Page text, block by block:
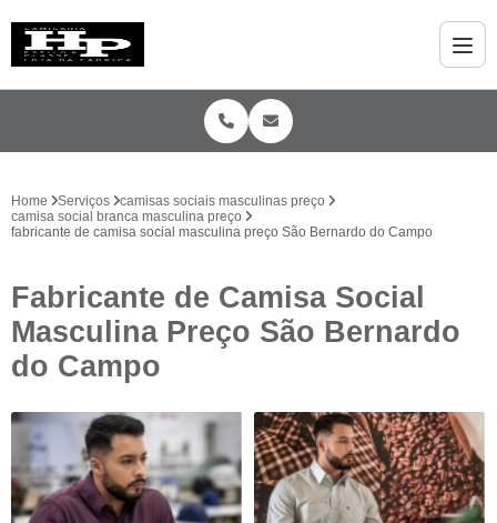
Home Serviços
camisas sociais masculinas preço
camisa social branca masculina preço
fabricante de camisa social masculina preço São Bernardo do Campo
Fabricante de Camisa Social
Masculina Preço São Bernardo
do Campo